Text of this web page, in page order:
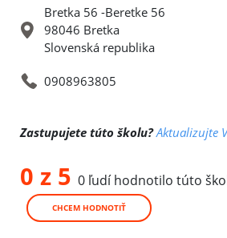
Bretka 56 -Beretke 56
98046 Bretka
Slovenská republika
0908963805
Zastupujete túto školu? Aktualizujte
0 z 5 0 ľudí hodnotilo túto
CHCEM HODNOTIŤ